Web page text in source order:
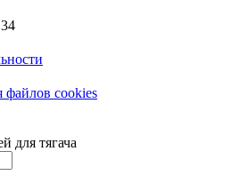
файлов cookies
для тягача